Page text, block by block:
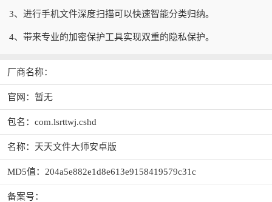
3、进行手机文件深度扫描可以快速智能分类归纳。
4、带来专业的加密保护工具实现双重的隐私保护。
厂商名称：
官网：暂无
包名：com.lsrttwj.cshd
名称：天天文件大师安卓版
MD5值：204a5e882e1d8e613e9158419579c31c
备案号：